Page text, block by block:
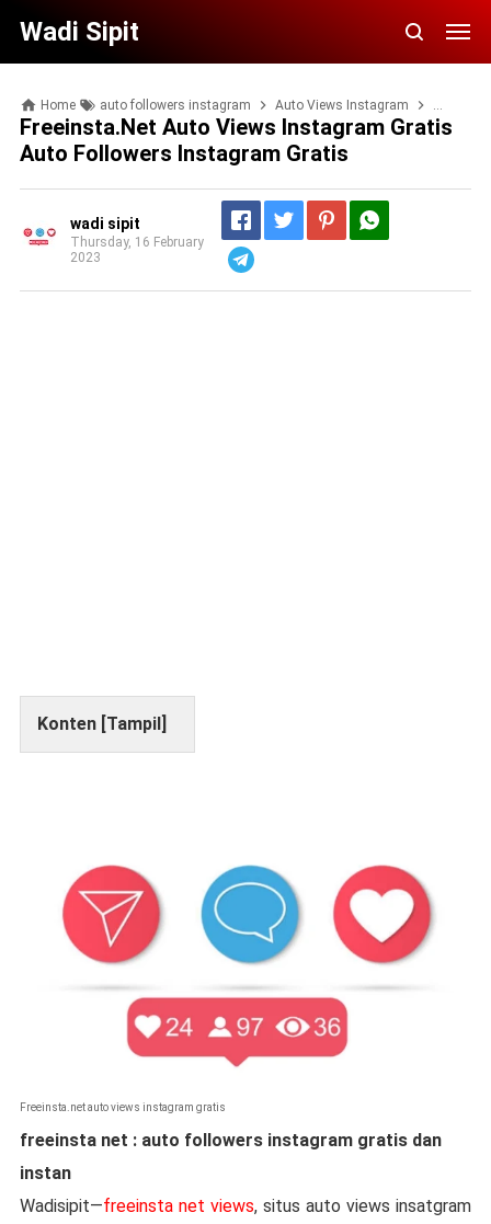
Wadi Sipit
Home auto followers instagram Auto Views Instagram bot
Freeinsta.net Auto Views Instagram Gratis
Auto Followers Instagram Gratis
wadi sipit
Thursday, 16 February
2023
Konten [Tampil]
Freeinsta.net auto views instagram gratis
freeinsta net : auto followers instagram gratis dan
instan
Wadisipit—freeinsta net views, situs auto views insatgram